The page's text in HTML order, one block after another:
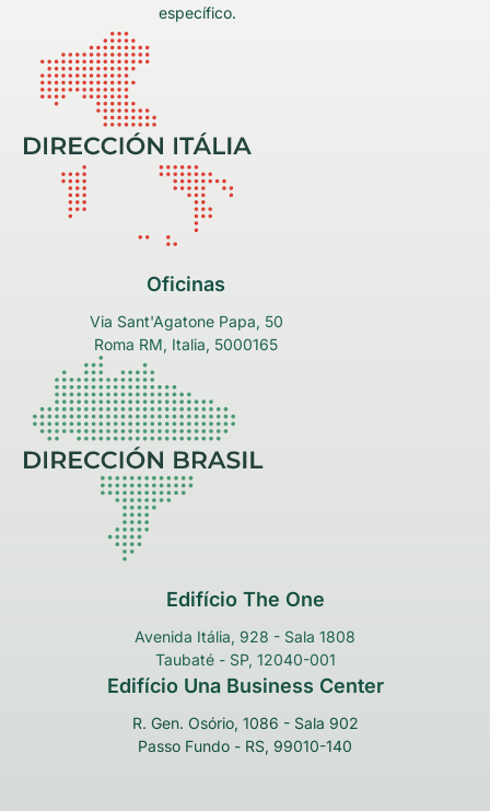
específico.
Oficinas
Via Sant'Agatone Papa, 50
Roma RM, Italia, 5000165
Edifício The One
Avenida Itália, 928 - Sala 1808
Taubaté - SP, 12040-001
Edifício Una Business Center
R. Gen. Osório, 1086 - Sala 902
Passo Fundo - RS, 99010-140